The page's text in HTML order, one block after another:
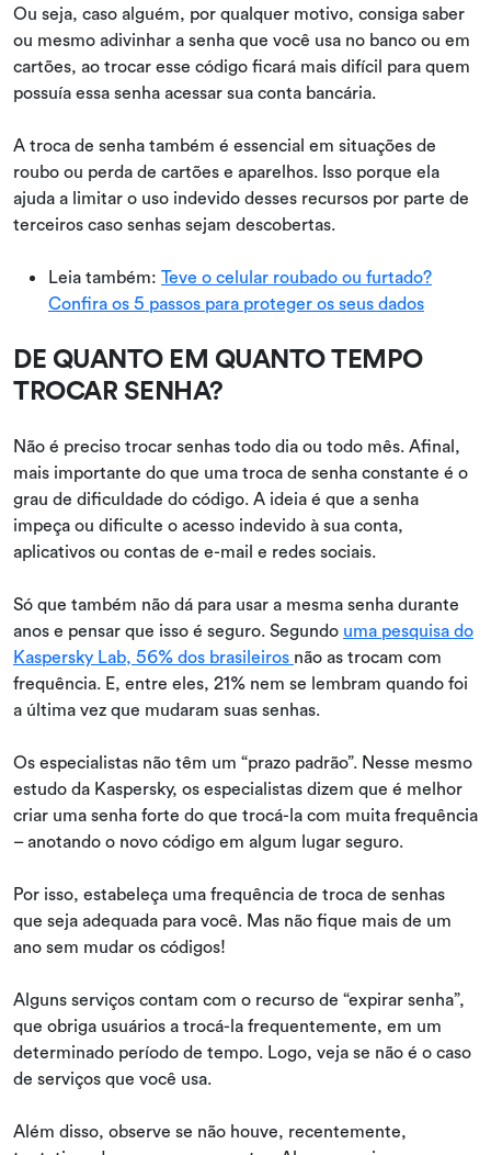
Ou seja, caso alguém, por qualquer motivo, consiga saber
ou mesmo adivinhar a senha que você usa no banco ou em
cartões, ao trocar esse código ficará mais difícil para quem
possuía essa senha acessar sua conta bancária.
A troca de senha também é essencial em situações de
roubo ou perda de cartões e aparelhos. Isso porque ela
ajuda a limitar o uso indevido desses recursos por parte de
terceiros caso senhas sejam descobertas.
Leia também: Teve o celular roubado ou furtado?
Confira os 5 passos para proteger os seus dados
DE QUANTO EM QUANTO TEMPO
TROCAR SENHA?
Não é preciso trocar senhas todo dia ou todo mês. Afinal,
mais importante do que uma troca de senha constante é o
grau de dificuldade do código. A ideia é que a senha
impeça ou dificulte o acesso indevido à sua conta,
aplicativos ou contas de e-mail e redes sociais.
Só que também não dá para usar a mesma senha durante
anos e pensar que isso é seguro. Segundo uma pesquisa do
Kaspersky Lab, 56% dos brasileiros não as trocam com
frequência. E, entre eles, 21% nem se lembram quando foi
a última vez que mudaram suas senhas.
Os especialistas não têm um “prazo padrão”. Nesse mesmo
estudo da Kaspersky, os especialistas dizem que é melhor
criar uma senha forte do que trocá-la com muita frequência
– anotando o novo código em algum lugar seguro.
Por isso, estabeleça uma frequência de troca de senhas
que seja adequada para você. Mas não fique mais de um
ano sem mudar os códigos!
Alguns serviços contam com o recurso de “expirar senha”,
que obriga usuários a trocá-la frequentemente, em um
determinado período de tempo. Logo, veja se não é o caso
de serviços que você usa.
Além disso, observe se não houve, recentemente,